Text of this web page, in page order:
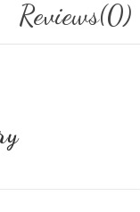
Reviews(0)